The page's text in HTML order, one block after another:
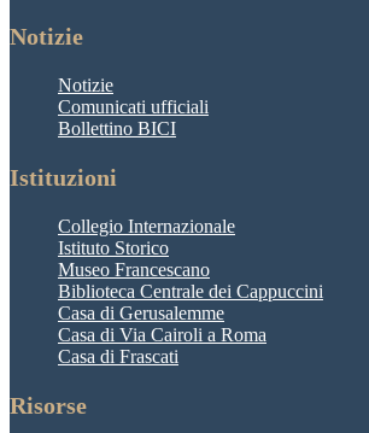
Notizie
Notizie
Comunicati ufficiali
Bollettino BICI
Istituzioni
Collegio Internazionale
Istituto Storico
Museo Francescano
Biblioteca Centrale dei Cappuccini
Casa di Gerusalemme
Casa di Via Cairoli a Roma
Casa di Frascati
Risorse